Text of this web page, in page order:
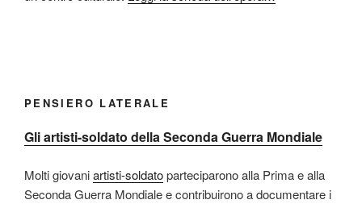
PENSIERO LATERALE
Gli artisti-soldato della Seconda Guerra Mondiale
Molti giovaniartisti-soldatoparteciparono alla Prima e alla
Seconda Guerra Mondiale e contribuirono a documentare i